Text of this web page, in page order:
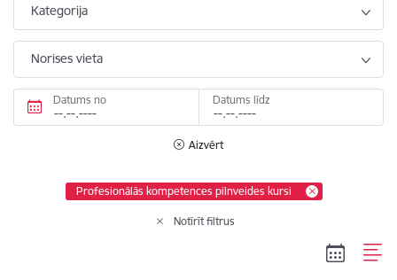
Kategorija
Norises vieta
Datums no Datums līdz
Aizvērt
Profesionālās kompetences pilnveides kursi
Notīrīt filtrus